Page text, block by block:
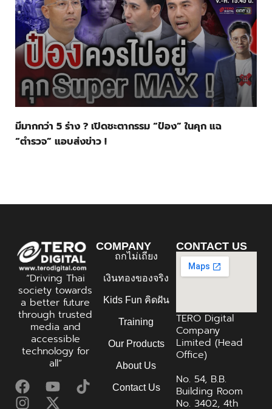
มีมากกว่า 5 ร่าง ? เปิดชะตากรรม “ป๋อง” ในคุก แฉ
“ตำรวจ” แอบส่งข่าว !
“Driving Thai
society towards
a better future
through trusted
media and
accessible
technology for
all”
COMPANY
ถกไม่เถียง
เงินทองของจริง
Kids Fun คิดฝัน
Training
Our Products
About Us
Contact Us
CONTACT US
TERO Digital
Company
Limited (Head
Office)
No. 54, B.B.
Building Room
No. 3402, 4th